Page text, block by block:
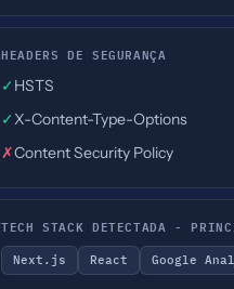
HEADERS DE SEGURANÇA
✓ HSTS
✓X-Content-Type-Options
✗Content Security Policy
TECH STACK DETECTADA -
Next.js React Google